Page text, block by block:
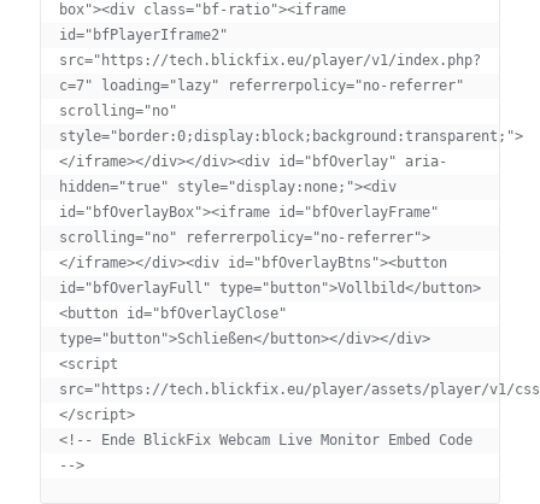
box"><div class="bf-ratio"><iframe
id="bfPlayerIframe2"
src="https://tech.blickfix.eu/player/v1/index.php?
c=7" loading="lazy" referrerpolicy="no-referrer"
scrolling="no"
style="border:0;display:block;background:transparent;">
</iframe></div></div><div id="bfOverlay" aria-
hidden="true" style="display:none;"><div
id="bfOverlayBox"><iframe id="bfOverlayFrame"
scrolling="no" referrerpolicy="no-referrer">
</iframe></div><div id="bfOverlayBtns"><button
id="bfOverlayFull" type="button">Vollbild</button>
<button id="bfOverlayClose"
type="button">Schließen</button></div></div>
<script
src="https://tech.blickfix.eu/player/assets/player/v1/
</script>
<!-- Ende BlickFix Webcam Live Monitor Embed Code
-->